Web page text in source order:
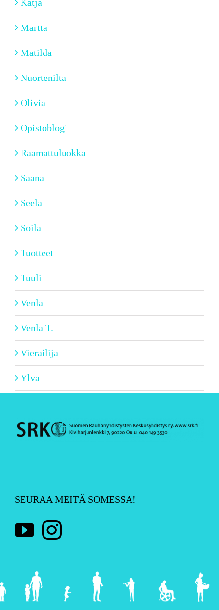
Katja
Martta
Matilda
Nuortenilta
Olivia
Opistoblogi
Raamattuluokka
Saana
Seela
Soila
Tuotteet
Tuuli
Venla
Venla T.
Vierailija
Ylva
SEURAA MEITÄ SOMESSA!